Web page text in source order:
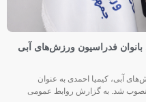
فدراسیون ورزش‌های آبی
آبی، کیمیا احمدی به عنوان
شد. به گزارش روابط عمومی